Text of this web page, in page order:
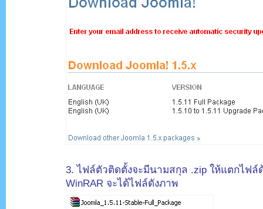
3. ไฟล์ตัวติดตั้งจะมีนามสกุล .zip ให้แตกไฟล์
WinRAR จะได้ไฟล์ดังภาพ